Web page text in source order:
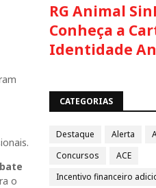
o
RG Animal
Conheça a
Identidade
CATEGORIAS
Destaque Alerta
Concursos
ACE
Incentivo financeiro